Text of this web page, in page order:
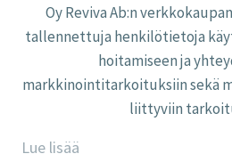
Oy Reviva Ab:n
tallennettuja henkilötietoja
hoitamiseen ja
markkinointitarkoituksiin sekä
liittyviin
Lue lisää